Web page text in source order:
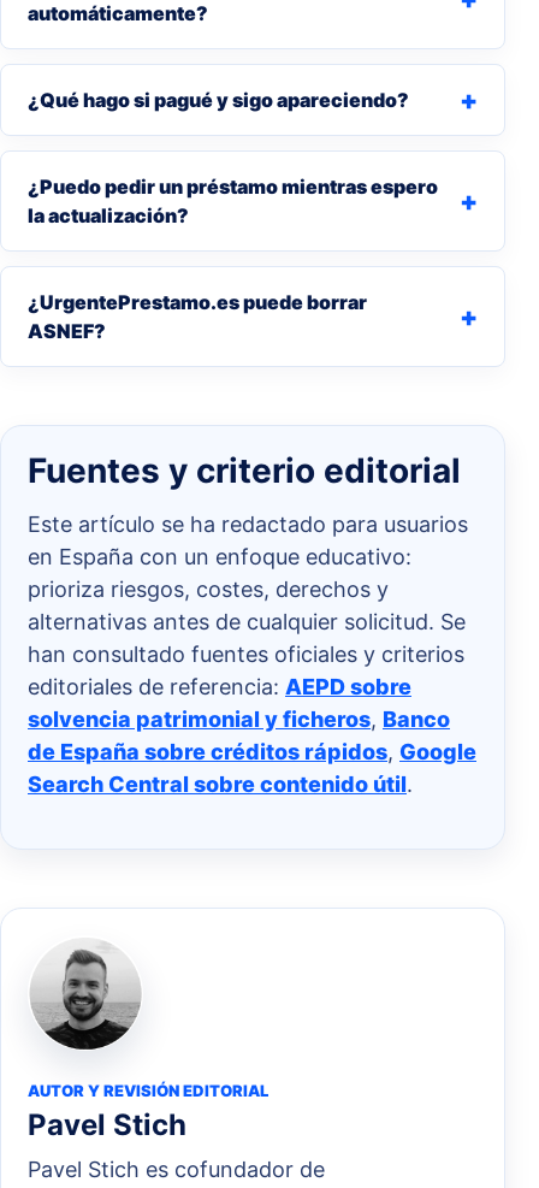
automáticamente?
¿Qué hago si pagué y sigo apareciendo?
¿Puedo pedir un préstamo mientras espero
la actualización?
¿UrgentePrestamo.es puede borrar
ASNEF?
Fuentes y criterio editorial
Este artículo se ha redactado para usuarios
en España con un enfoque educativo:
prioriza riesgos, costes, derechos y
alternativas antes de cualquier solicitud. Se
han consultado fuentes oficiales y criterios
editoriales de referencia: AEPD sobre
solvencia patrimonial y ficheros, Banco
de España sobre créditos rápidos, Google
Search Central sobre contenido útil.
AUTOR Y REVISIÓN EDITORIAL
Pavel Stich
Pavel Stich es cofundador de